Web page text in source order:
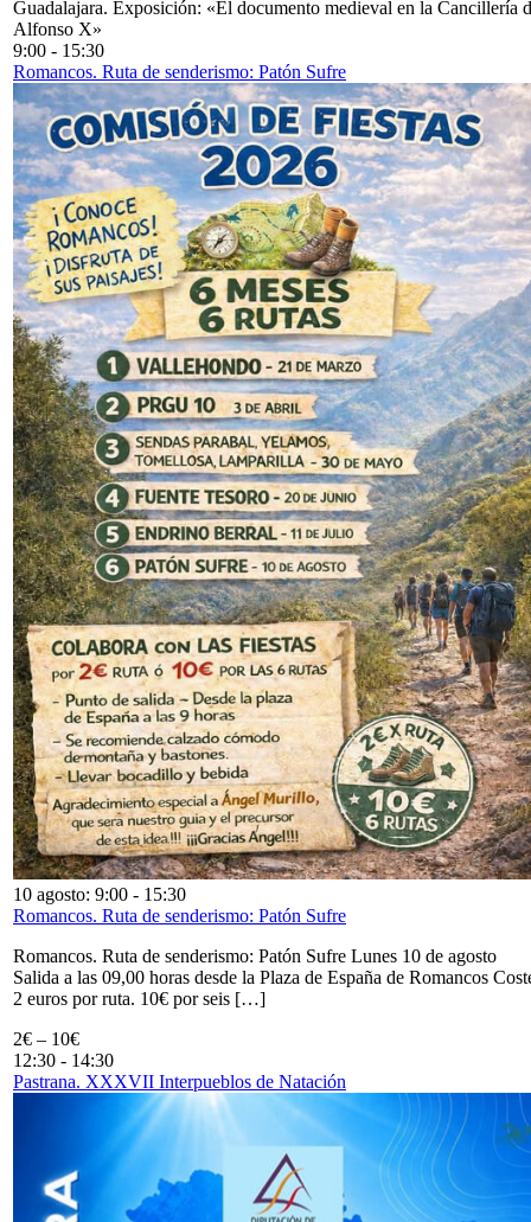
Guadalajara. Exposición: «El documento medieval en la Cancillería
Alfonso X»
9:00 - 15:30
Romancos. Ruta de senderismo: Patón Sufre
10 agosto: 9:00 - 15:30
Romancos. Ruta de senderismo: Patón Sufre
Romancos. Ruta de senderismo: Patón Sufre Lunes 10 de agosto
Salida a las 09,00 horas desde la Plaza de España de Romancos
2 euros por ruta. 10€ por seis […]
2€ – 10€
12:30 - 14:30
Pastrana. XXXVII Interpueblos de Natación